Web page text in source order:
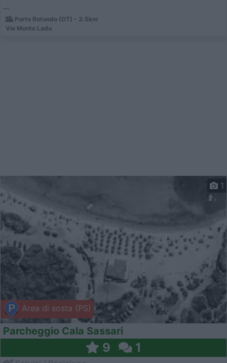
...
Porto Rotondo (OT) - 3.5km
Via Monte Ladu
Area di sosta (PS)
1
Parcheggio Cala Sassari
9 1